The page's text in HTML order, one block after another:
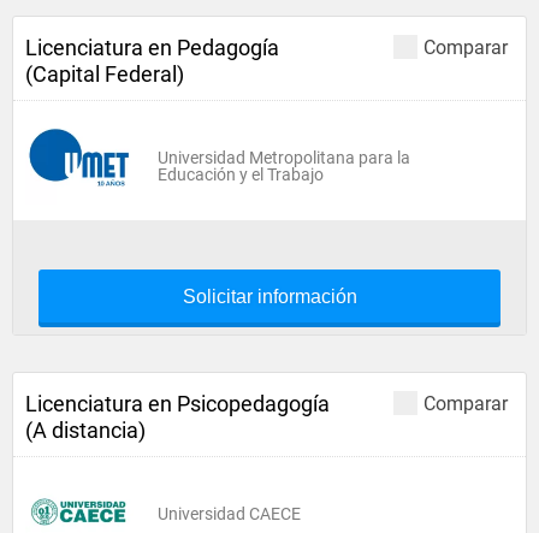
Comparar
Licenciatura en Pedagogía
(Capital Federal)
Universidad Metropolitana para la
Educación y el Trabajo
Solicitar información
Comparar
Licenciatura en Psicopedagogía
(A distancia)
Universidad CAECE